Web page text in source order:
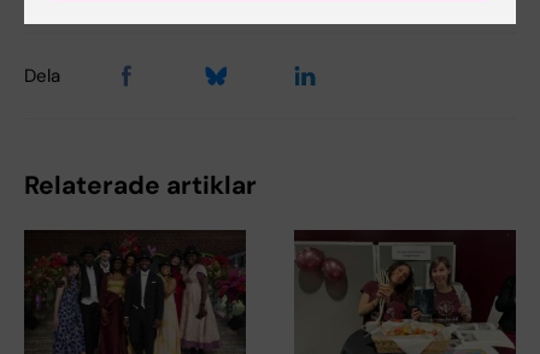
Dela
Relaterade artiklar